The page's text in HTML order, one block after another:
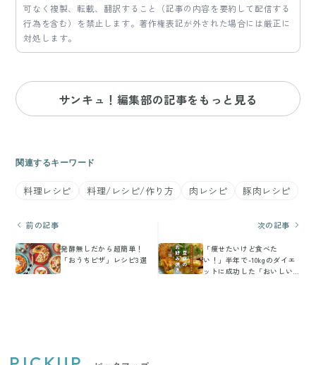
可なく複製、転載、翻訳すること（記事の内容を要約して配信する
行為を含む）を禁止します。著作権表記が外された場合には厳正に
対処します。
サンキュ！編集部の記事をもっと見る
関連するキーワード
料理レシピ 料理/レシピ/作り方 肉レシピ 豚肉レシピ
前の記事
発酵無しだから超簡単！
「おうちピザ」レシピ3選
次の記事
「痩せたいけど食べた
い！」半年で-10kgのダイエ
ットに成功した「おいしい